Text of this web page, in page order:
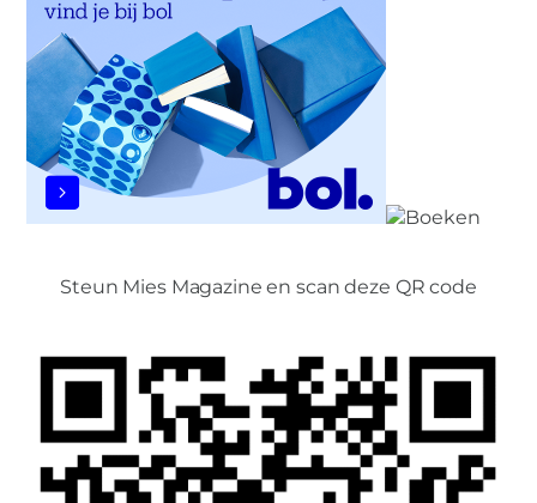
Steun Mies Magazine en scan deze QR code